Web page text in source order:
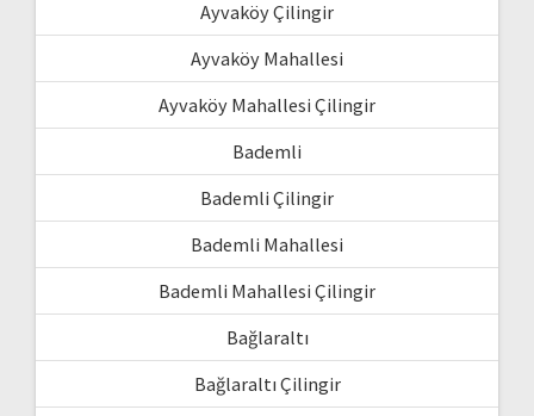
Ayvaköy Çilingir
Ayvaköy Mahallesi
Ayvaköy Mahallesi Çilingir
Bademli
Bademli Çilingir
Bademli Mahallesi
Bademli Mahallesi Çilingir
Bağlaraltı
Bağlaraltı Çilingir